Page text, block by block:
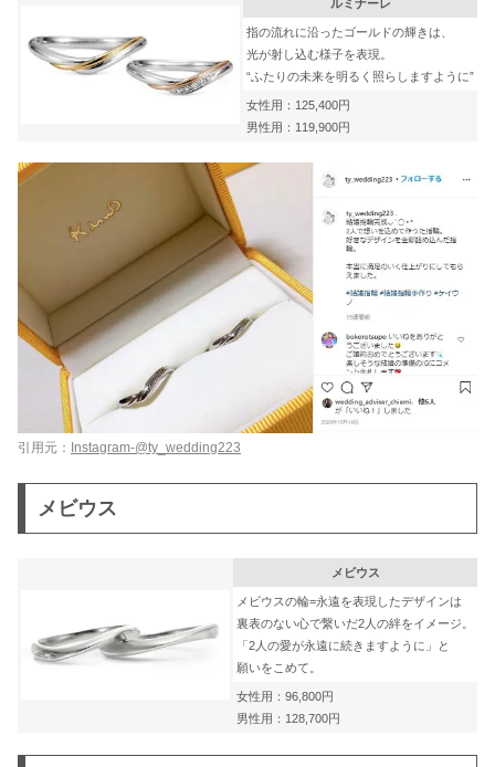
ルミナーレ
指の流れに沿ったゴールドの輝きは、
光が射し込む様子を表現。
“ふたりの未来を明るく照らしますように”
女性用：125,400円
男性用：119,900円
引用元： Instagram-@ty_wedding223
メビウス
メビウス
メビウスの輪=永遠を表現したデザインは
裏表のない心で繋いだ2人の絆をイメージ。
「2人の愛が永遠に続きますように」と
願いをこめて。
女性用：96,800円
男性用：128,700円